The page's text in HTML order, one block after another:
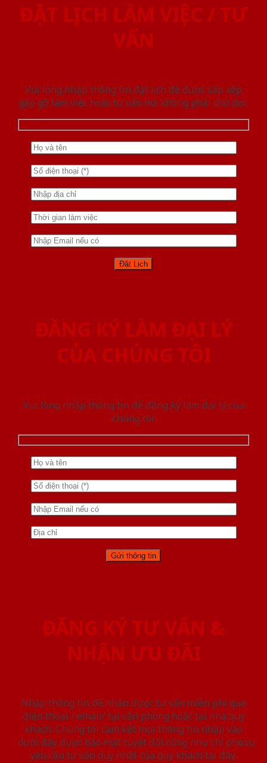
ĐẶT LỊCH LÀM VIỆC / TƯ
VẤN
Vui lòng nhập thông tin đặt lịch để được sắp xếp
gặp gỡ làm việc hoăc tư vấn mà không phải chờ đợi.
ĐĂNG KÝ LÀM ĐẠI LÝ
CỦA CHÚNG TÔI
Vui lòng nhập thông tin để đăng ký làm đại lý của
chúng tôi
ĐĂNG KÝ TƯ VẤN &
NHẬN ƯU ĐÃI
Nhập thông tin để nhận được tư vấn miễn phí qua
điện thoại / email/ tại văn phòng hoặc tại nhà quý
khách. Chúng tôi cam kết mọi thông tin nhập vào
dưới đây được bảo mật tuyệt đối cũng như chỉ phục vụ
yêu cầu tư vấn duy nhất của quý khách tại đây.